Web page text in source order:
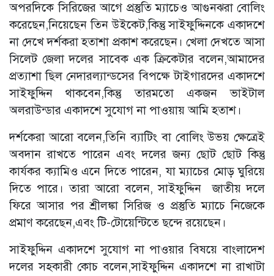
অপরদিকে সিরিজের আগে প্রস্তুতি ম্যাচেও আগুনঝরা বোলিং
করেছেন,নিয়েছেন তিন উইকেট,কিন্তু সাইফুদ্দিনকে একাদশে
না দেখে দর্শকরা হতাশা প্রকাশ করেছেন। খেলা দেখতে আসা
সিলেট জেলা দলের সাবেক এক ক্রিকেটার বলেন,আমাদের
প্রত্যাশা ছিল নেদারল্যান্ডসের বিপক্ষে টাইগারদের একাদশে
সাইফুদ্দিন থাকবেন,কিন্তু তারমতো একজন ভাইটাল
অলরাউন্ডার একাদশে সুযোগ না পাওয়ায় আমি হতাশ।
দর্শকেরা আরো বলেন,তিনি ব্যাটিং বা বোলিং উভয় ক্ষেত্রেই
অবদান রাখতে পারেন এবং দলের জন্য ছোট ছোট কিন্তু
কার্যকর ক্যামিও এনে দিতে পারেন, যা ম্যাচের মোড় ঘুরিয়ে
দিতে পারে। তারা আরো বলেন, সাইফুদ্দিন জাতীয় দলে
ফিরে আসার পর শ্রীলঙ্কা সিরিজ ও প্রস্তুতি ম্যাচে নিজেকে
প্রমাণ করেছেন,এবং টি-টোয়েন্টিতে ছন্দে রয়েছেন।
সাইফুদ্দিন একাদশে সুযোগ না পাওয়ার বিষয়ে বাংলাদেশ
দলের সহকারী কোচ বলেন,সাইফুদ্দিন একাদশে না রাখাটা